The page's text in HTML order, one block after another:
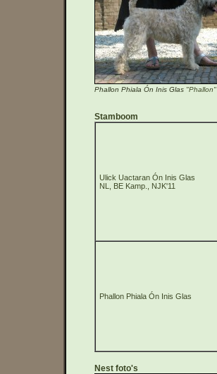
Phallon Phiala Ón Inis Glas"Phallon"
Stamboom
Ulick Uactaran Ón Inis Glas
NL, BE Kamp., NJK'11
Phallon Phiala Ón Inis Glas
Nest foto's